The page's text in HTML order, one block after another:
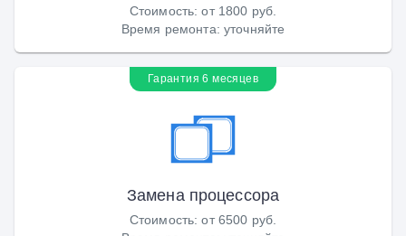
Стоимость:от 1800 руб.
Время ремонта: уточняйте
Гарантия 6 месяцев
Замена процессора
Стоимость:от 6500 руб.